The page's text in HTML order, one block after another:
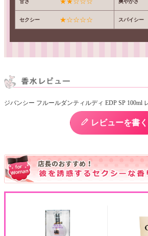
セクシー ★☆☆☆☆ スパイシー
ジバンシー フルールダンティルディ EDP SP 100ml
レビューを書く